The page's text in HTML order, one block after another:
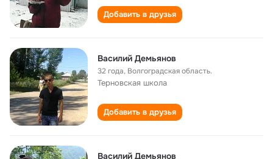
Добавить в друзья
Василий Демьянов
32 года, Волгоградская область.
Терновская школа
Добавить в друзья
Василий Демьянов